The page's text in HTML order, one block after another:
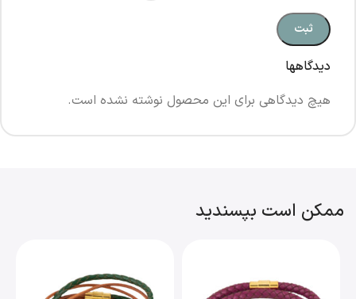
دیدگاهها
هیچ دیدگاهی برای این محصول نوشته نشده است.
ممکن است بپسندید